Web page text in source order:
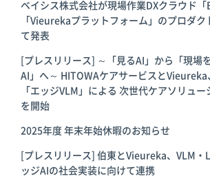
ベイシス株式会社が現場作業DXクラウド「
「Vieurekaプラットフォーム」のプロダク
て発表
[プレスリリース] ～「見るAI」から「現場
AI」へ～ HITOWAケアサービスとVieureka
「エッジVLM」による 次世代ケアソリュ
を開始
2025年度 年末年始休暇のお知らせ
[プレスリリース] 伯東とVieureka、VLM・
ッジAIの社会実装に向けて連携